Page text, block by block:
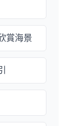
賞海景